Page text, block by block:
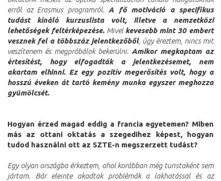
erről az Erasmus programról. A fő motiváció a specifikus
tudást kínáló kurzuslista volt, illetve a nemzetközi
lehetőségek feltérképezése.Mivel kevesebb mint 30 embert
vesznek fel a többszáz jelentkezőből, úgy éreztem, nincs mit
veszítenem és megpróbálok bekerülni. Amikor megkaptam az
értesítést, hogy elfogadták a jelentkezésemet, nem
akartam elhinni. Ez egy pozitív megerősítés volt, hogy a
hosszú éveken át tartó kemény munka egyszer meghozza
gyümölcsét.
Hogyan érzed magad eddig a francia egyetemen? Miben
más az ottani oktatás a szegedihez képest, hogyan
tudod használni ott az SZTE-n megszerzett tudást?
Egy olyan országba érkeztem, ahol korábban még turistaként sem
jártam. Bár eleinte akadtak problémák a lakhatással és az